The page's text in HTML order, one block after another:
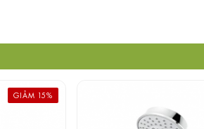
GIẢM 15%